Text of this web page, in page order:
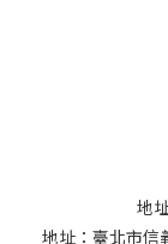
地
地址：臺北市信